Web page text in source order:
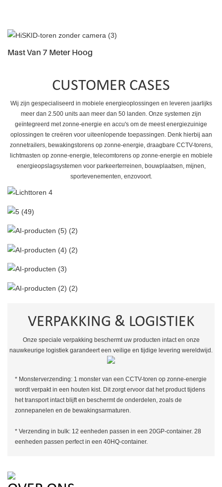
Mast Van 7 Meter Hoog
CUSTOMER CASES
Wij zijn gespecialiseerd in mobiele energieoplossingen en leveren jaarlijks
meer dan 2.500 units aan meer dan 50 landen. Onze systemen zijn
geïntegreerd met zonne-energie en accu's om de meest energiezuinige
oplossingen te creëren voor uiteenlopende toepassingen. Denk hierbij aan
zonnetrailers, bewakingstorens op zonne-energie, draagbare CCTV-torens,
lichtmasten op zonne-energie, telecomtorens op zonne-energie en mobiele
energieopslagsystemen voor parkeerterreinen, bouwplaatsen, mijnen,
sportevenementen, enzovoort.
VERPAKKING & LOGISTIEK
Onze speciale verpakking beschermt uw producten intact en onze
nauwkeurige logistiek garandeert een veilige en tijdige levering wereldwijd.
* Monsterverzending: 1 monster van een CCTV-toren op zonne-energie
wordt verpakt in een houten kist. Dit zorgt ervoor dat het product tijdens
het transport intact blijft en beschermt de onderdelen, zoals de
zonnepanelen en de bewakingsarmaturen.
* Verzending in bulk: 12 eenheden passen in een 20GP-container. 28
eenheden passen perfect in een 40HQ-container.